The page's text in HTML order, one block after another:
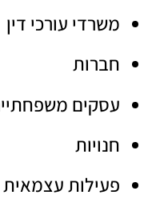
משרדי עורכי דין
חברות
עסקים
חנויות
פעילות עצמאית